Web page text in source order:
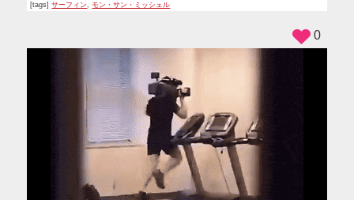
[tags]サーフィン,モン・サン・ミッシェル
0